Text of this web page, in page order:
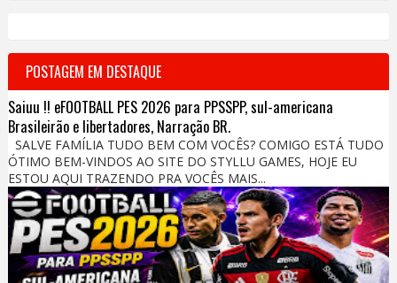
POSTAGEM EM DESTAQUE
Saiuu !! eFOOTBALL PES 2026 para PPSSPP, sul-americana
Brasileirão e libertadores, Narração BR.
SALVE FAMÍLIA TUDO BEM COM VOCÊS? COMIGO ESTÁ TUDO
ÓTIMO BEM-VINDOS AO SITE DO STYLLU GAMES, HOJE EU
ESTOU AQUI TRAZENDO PRA VOCÊS MAIS...